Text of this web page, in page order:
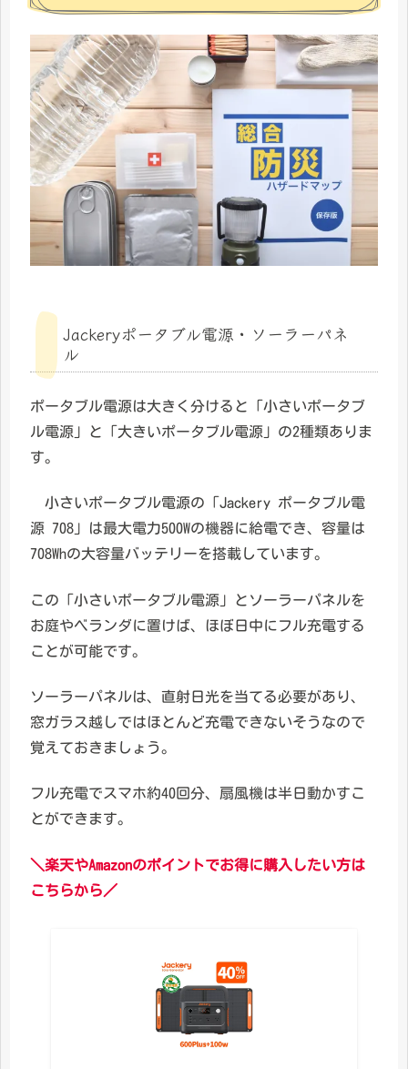
Jackeryポータブル電源・ソーラーパネ
ル
ポータブル電源は大きく分けると「小さいポータブ
ル電源」と「大きいポータブル電源」の2種類ありま
す。
小さいポータブル電源の「Jackery ポータブル電
源 708」は最大電力500Wの機器に給電でき、容量は
708Whの大容量バッテリーを搭載しています。
この「小さいポータブル電源」とソーラーパネルを
お庭やベランダに置けば、ほぼ日中にフル充電する
ことが可能です。
ソーラーパネルは、直射日光を当てる必要があり、
窓ガラス越しではほとんど充電できないそうなので
覚えておきましょう。
フル充電でスマホ約40回分、扇風機は半日動かすこ
とができます。
＼楽天やAmazonのポイントでお得に購入したい方は
こちらから／